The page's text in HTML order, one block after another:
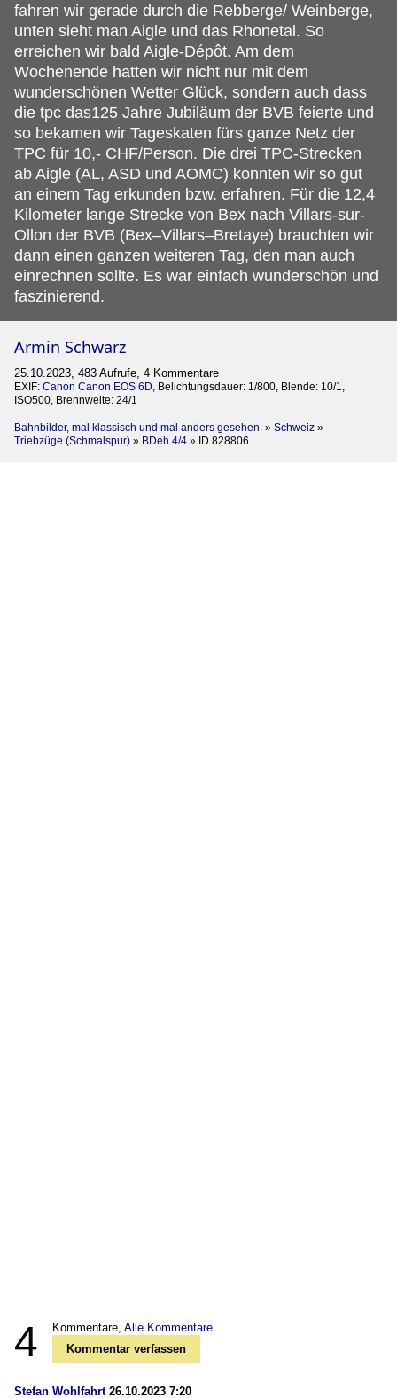
fahren wir gerade durch die Rebberge/ Weinberge,
unten sieht man Aigle und das Rhonetal. So
erreichen wir bald Aigle-Dépôt. Am dem
Wochenende hatten wir nicht nur mit dem
wunderschönen Wetter Glück, sondern auch dass
die tpc das125 Jahre Jubiläum der BVB feierte und
so bekamen wir Tageskaten fürs ganze Netz der
TPC für 10,- CHF/Person. Die drei TPC-Strecken
ab Aigle (AL, ASD und AOMC) konnten wir so gut
an einem Tag erkunden bzw. erfahren. Für die 12,4
Kilometer lange Strecke von Bex nach Villars-sur-
Ollon der BVB (Bex–Villars–Bretaye) brauchten wir
dann einen ganzen weiteren Tag, den man auch
einrechnen sollte. Es war einfach wunderschön und
faszinierend.
Armin Schwarz
25.10.2023, 483 Aufrufe, 4 Kommentare
EXIF: Canon Canon EOS 6D, Belichtungsdauer: 1/800, Blende: 10/1,
ISO500, Brennweite: 24/1
Bahnbilder, mal klassisch und mal anders gesehen. » Schweiz »
Triebzüge (Schmalspur) » BDeh 4/4 » ID 828806
4 Kommentare, Alle Kommentare
Kommentar verfassen
Stefan Wohlfahrt26.10.2023 7:20